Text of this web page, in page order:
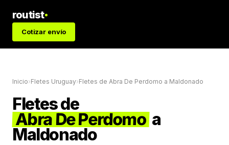
routist
Cotizar envío
Inicio›Fletes Uruguay›Fletes de Abra De Perdomo a Maldonado
Fletes de
Abra De Perdomo a
Maldonado